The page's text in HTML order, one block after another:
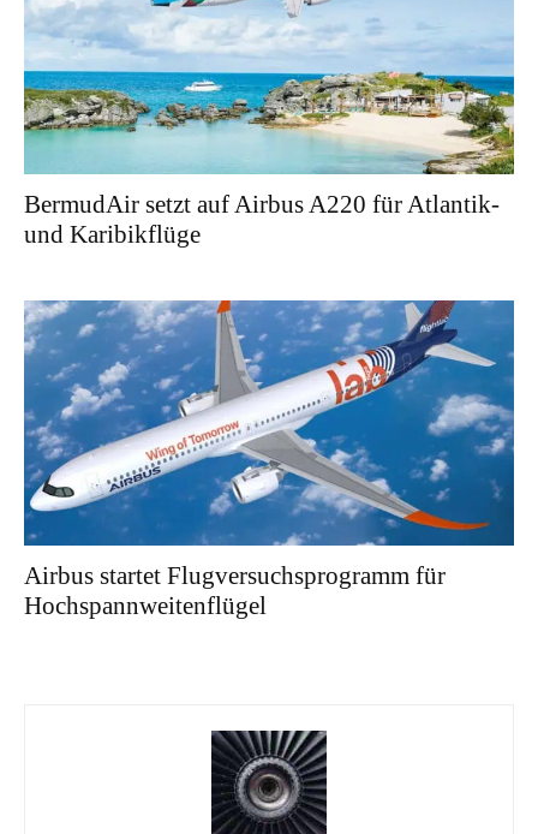
BermudAir setzt auf Airbus A220 für Atlantik-
und Karibikflüge
Airbus startet Flugversuchsprogramm für
Hochspannweitenflügel